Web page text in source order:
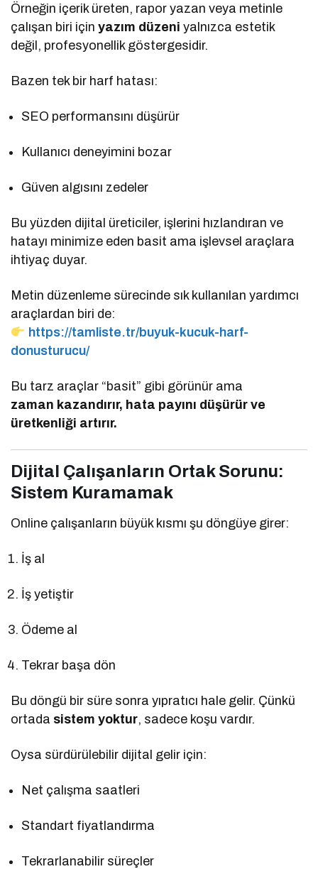
Örneğin içerik üreten, rapor yazan veya metinle
çalışan biri içinyazım düzeni yalnızca estetik
değil, profesyonellik göstergesidir.
Bazen tek bir harf hatası:
SEO performansını düşürür
Kullanıcı deneyimini bozar
Güven algısını zedeler
Bu yüzden dijital üreticiler, işlerini hızlandıran ve
hatayı minimize eden basit ama işlevsel araçlara
ihtiyaç duyar.
Metin düzenleme sürecinde sık kullanılan yardımcı
araçlardan biri de:
https://tamliste.tr/buyuk-kucuk-harf-
donusturucu/
Bu tarz araçlar “basit” gibi görünür ama
zaman kazandırır, hata payını düşürür ve
üretkenliği artırır.
Dijital Çalışanların Ortak Sorunu:
Sistem Kuramamak
Online çalışanların büyük kısmı şu döngüye girer:
İş al
İş yetiştir
Ödeme al
Tekrar başa dön
Bu döngü bir süre sonra yıpratıcı hale gelir. Çünkü
ortada sistem yoktur, sadece koşu vardır.
Oysa sürdürülebilir dijital gelir için:
Net çalışma saatleri
Standart fiyatlandırma
Tekrarlanabilir süreçler